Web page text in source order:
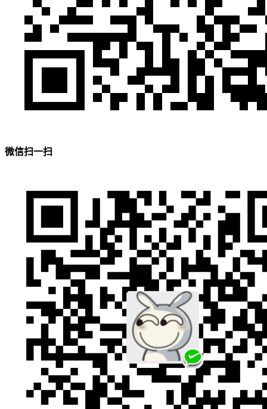
微信扫一扫